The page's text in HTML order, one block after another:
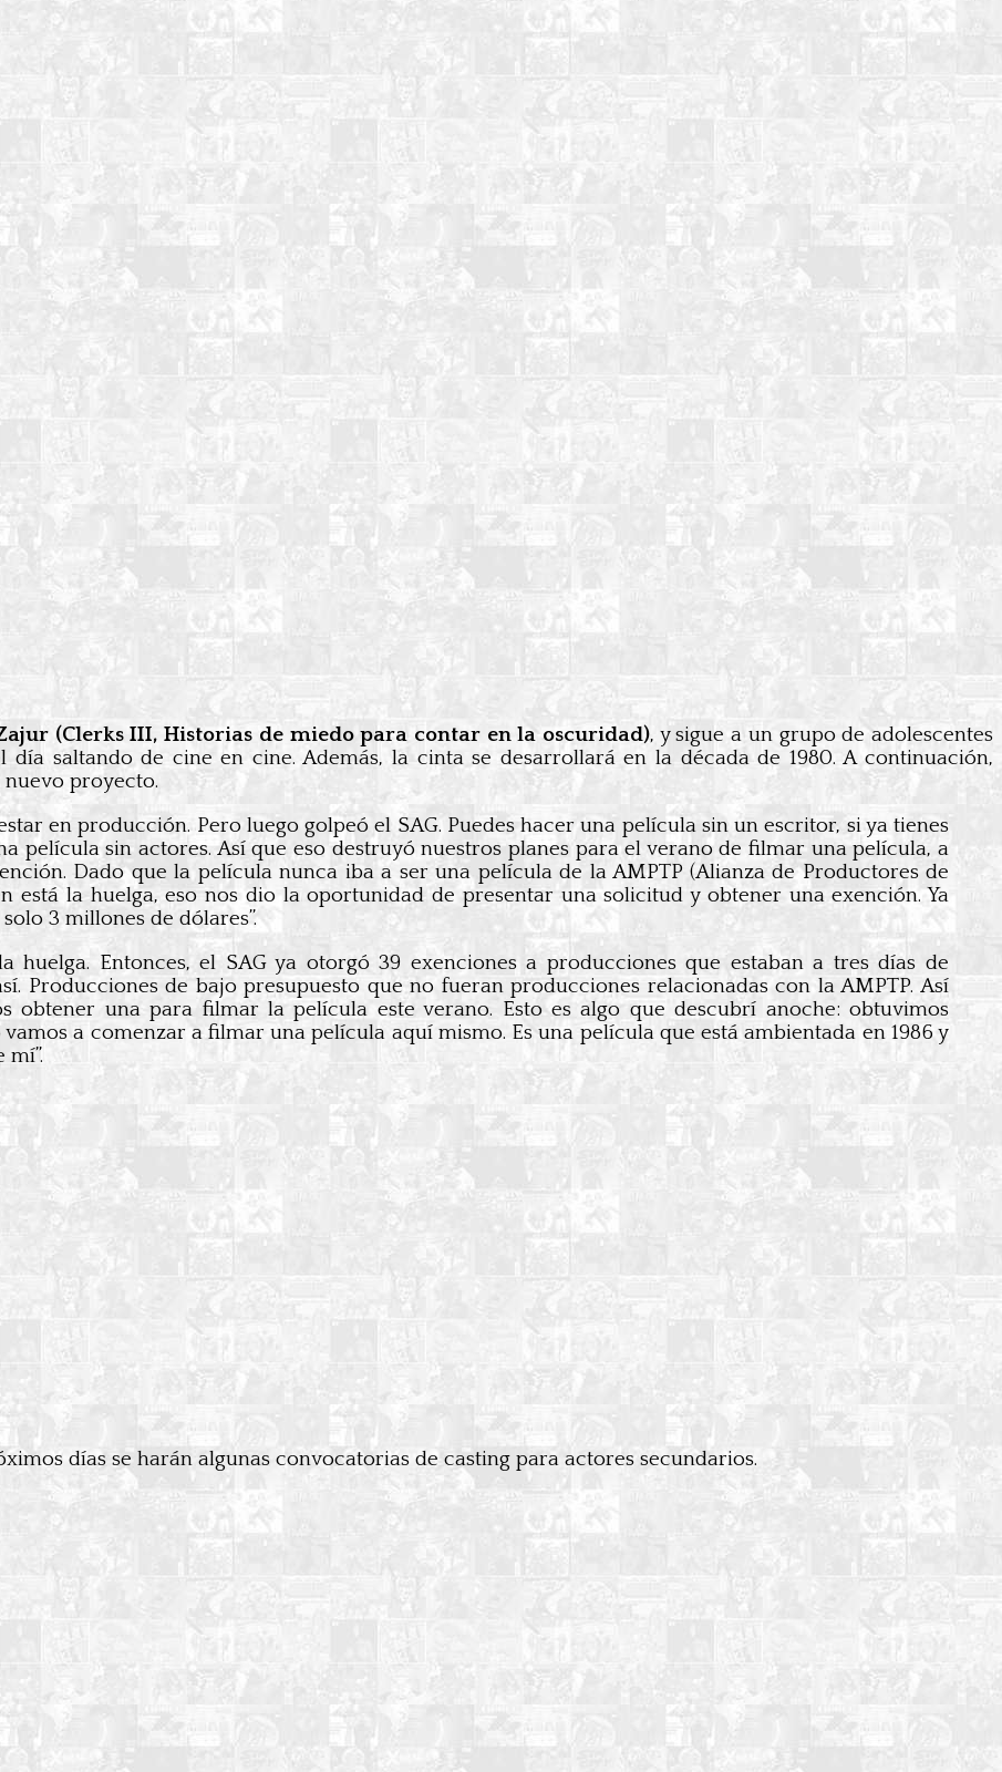
(Clerks III, Historias de miedo para contar en la oscuridad), y sigue a un grupo de adolescentes
saltando de cine en cine. Además, la cinta se desarrollará en la década de 1980. A continuación,
proyecto.
en producción. Pero luego golpeó el SAG. Puedes hacer una película sin un escritor, si ya tienes
película sin actores. Así que eso destruyó nuestros planes para el verano de filmar una película, a
Dado que la película nunca iba a ser una película de la AMPTP (Alianza de Productores de
está la huelga, eso nos dio la oportunidad de presentar una solicitud y obtener una exención. Ya
3 millones de dólares”.
huelga. Entonces, el SAG ya otorgó 39 exenciones a producciones que estaban a tres días de
Producciones de bajo presupuesto que no fueran producciones relacionadas con la AMPTP. Así
obtener una para filmar la película este verano. Esto es algo que descubrí anoche: obtuvimos
a comenzar a filmar una película aquí mismo. Es una película que está ambientada en 1986 y
días se harán algunas convocatorias de casting para actores secundarios.